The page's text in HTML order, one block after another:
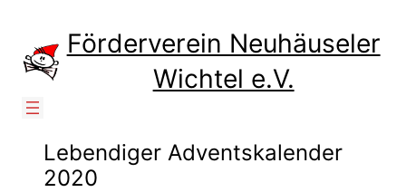
springen Förderverein Neuhäuseler
Wichtel e.V.
Lebendiger Adventskalender
2020